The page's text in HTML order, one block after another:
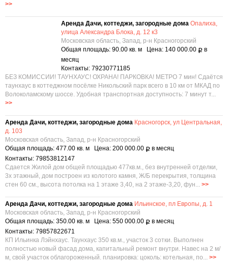
>>
Аренда Дачи, коттеджи, загородные дома Опалиха,
улица Александра Блока, д. 12 к3
Московская область, Запад, р-н Красногорский
Общая площадь: 90.00 кв. м Цена: 140 000.00 Р в
месяц
Контакты: 79230771185
БЕЗ КОМИССИИ! ТАУНХАУС! ОХРАНА! ПАРКОВКА! МЕТРО 7 мин! Сдаётся
таунхаус в коттеджном посёлке Никольский парк всего в 10 км от МКАД по
Волоколамскому шоссе. Удобная транспортная доступность: 7 минут т...
>>
Аренда Дачи, коттеджи, загородные дома Красногорск, ул Центральная,
д. 103
Московская область, Запад, р-н Красногорский
Общая площадь: 477.00 кв. м Цена: 200 000.00 Р в месяц
Контакты: 79853812147
Сдается Жилой дом общей площадью 477кв.м., без внутренней отделки,
3х этажный, дом построен из колотого камня, Ж/Б перекрытия, толщина
стен 60 см., высота потолка на 1 этаже 3,40, на 2 этаже-3,20, фун... >>
Аренда Дачи, коттеджи, загородные дома Ильинское, пл Европы, д. 1
Московская область, Запад, р-н Красногорский
Общая площадь: 350.00 кв. м Цена: 550 000.00 Р в месяц
Контакты: 79857822671
КП Ильинка Лэйнхаус. Таунхаус 350 кв.м., участок 3 сотки. Выполнен
полностью новый фасад дома, капитальный ремонт внутри. Навес на 2 м/
м, свой участок облагороженный. планировка: цоколь: котельная, по... >>